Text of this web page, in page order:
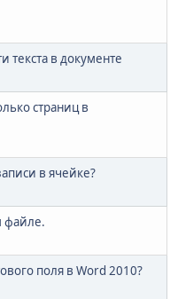
текста в документе
страниц в
в ячейке?
файле.
поля в Word 2010?